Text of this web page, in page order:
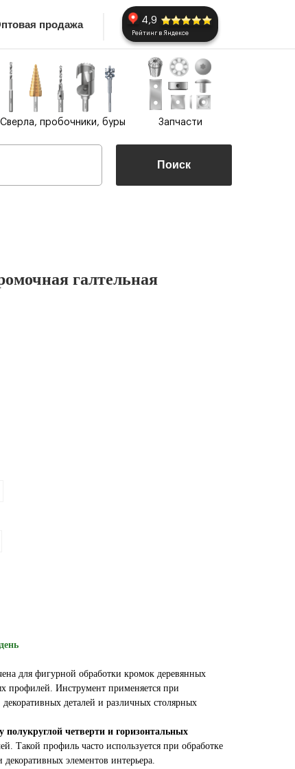
Сверла, пробочники, буры Запчасти
продажа
Рейтинг в Яндексе
4,9
Поиск
галтельная
для фигурной обработки кромок деревянных
профилей. Инструмент применяется при
деталей и различных столярных
полукруглой четверти и горизонтальных
Такой профиль часто используется при обработке
элементов интерьера.